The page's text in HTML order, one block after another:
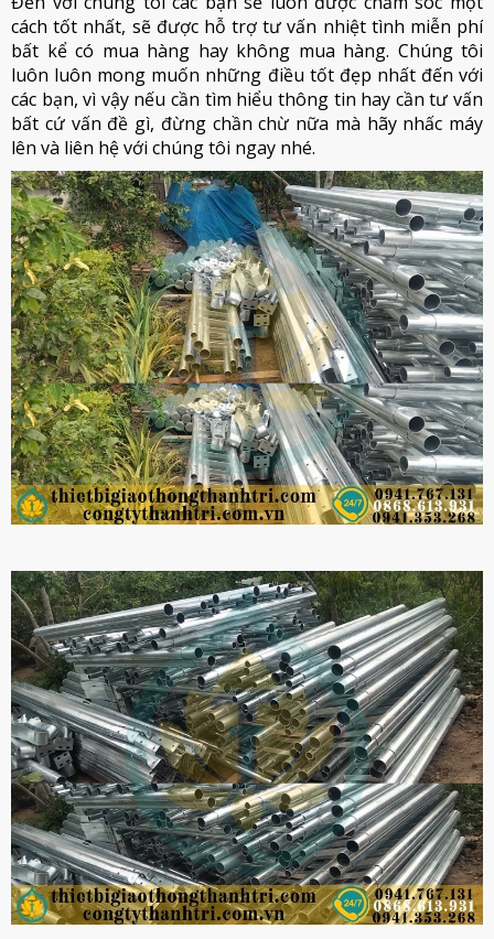
cách tốt nhất, sẽ được hỗ trợ tư vấn nhiệt tình miễn phí
bất kể có mua hàng hay không mua hàng. Chúng tôi
luôn luôn mong muốn những điều tốt đẹp nhất đến với
các bạn, vì vậy nếu cần tìm hiểu thông tin hay cần tư vấn
bất cứ vấn đề gì, đừng chần chừ nữa mà hãy nhấc máy
lên và liên hệ với chúng tôi ngay nhé.